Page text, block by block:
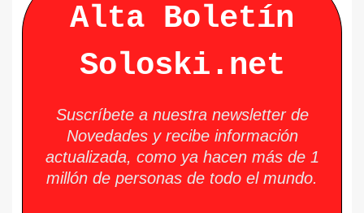
Alta Boletín
Soloski.net
Suscríbete a nuestra newsletter de
Novedades y recibe información
actualizada, como ya hacen más de 1
millón de personas de todo el mundo.